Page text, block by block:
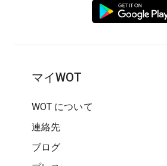
マイWOT
WOT について
連絡先
ブログ